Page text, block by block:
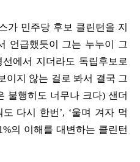
가 민주당 후보 클린턴을 지
언급했듯이 그는 누누이 그
선에서 지더라도 독립후보로
이지 않는 걸로 봐서 결국 그
불행히도 너무나 크다) 샌더
도 다시 한번 ’, ‘울며 겨자 먹
의 이해를 대변하는 클린턴